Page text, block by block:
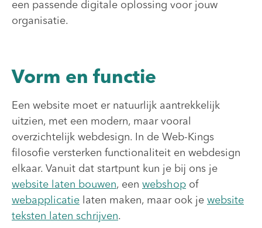
een passende digitale oplossing voor jouw
organisatie.
Vorm en functie
Een website moet er natuurlijk aantrekkelijk
uitzien, met een modern, maar vooral
overzichtelijk webdesign. In de Web-Kings
filosofie versterken functionaliteit en webdesign
elkaar. Vanuit dat startpunt kun je bij ons je
website laten bouwen, een webshop of
webapplicatie laten maken, maar ook je website
teksten laten schrijven.